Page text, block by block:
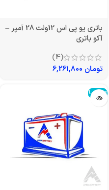
باتری یو پی اس 12ولت 28 آمپر –
آکو باتری
(4)
تومان
تمام شد!